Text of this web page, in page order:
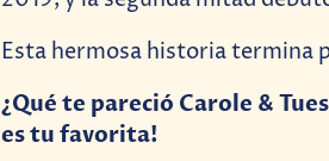
Esta hermosa historia termina
¿Qué te pareció Carole &
es tu favorita!